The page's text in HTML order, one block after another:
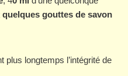
quelques gouttes de savon
plus longtemps l’intégrité de